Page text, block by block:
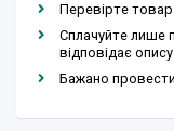
Перевірте
Сплачуйте лише
відповідає
Бажано